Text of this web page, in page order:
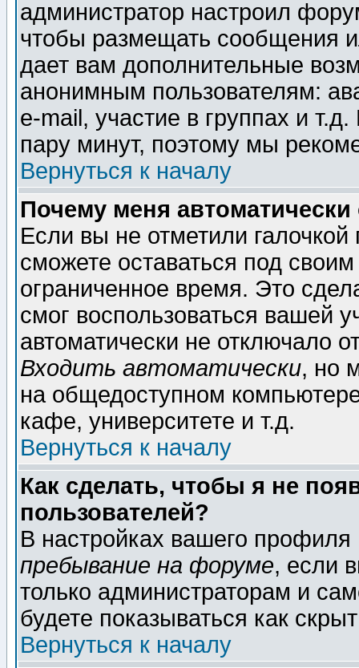
администратор настроил
чтобы размещать сообщения
дает вам дополнительные
анонимным пользователям:
e-mail, участие в группах и
пару минут, поэтому мы
Вернуться к началу
Почему меня автоматически
Если вы не отметили галочкой
сможете оставаться под
ограниченное время. Это
смог воспользоваться вашей
автоматически не отключало
Входить автоматически, но
на общедоступном
кафе, университете и т.д.
Вернуться к началу
Как сделать, чтобы я не
пользователей?
В настройках вашего
пребывание на форуме, если
только администраторам и
будете показываться как
Вернуться к началу